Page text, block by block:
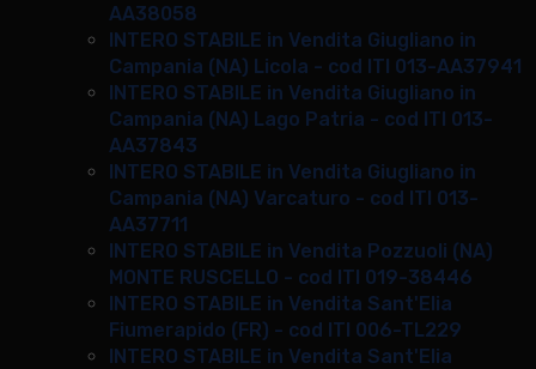
AA38058
INTERO STABILE in Vendita Giugliano in
Campania (NA) Licola - cod ITI 013-AA37941
INTERO STABILE in Vendita Giugliano in
Campania (NA) Lago Patria - cod ITI 013-
AA37843
INTERO STABILE in Vendita Giugliano in
Campania (NA) Varcaturo - cod ITI 013-
AA37711
INTERO STABILE in Vendita Pozzuoli (NA)
MONTE RUSCELLO - cod ITI 019-38446
INTERO STABILE in Vendita Sant'Elia
Fiumerapido (FR) - cod ITI 006-TL229
INTERO STABILE in Vendita Sant'Elia